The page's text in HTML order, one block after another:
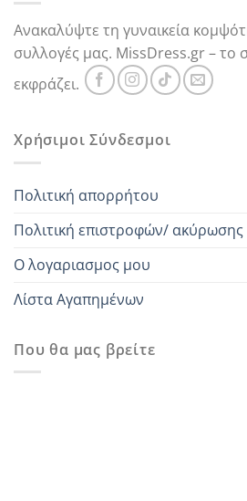
Ανακαλύψτε τη γυναικεία
συλλογές μας. MissDress.gr – το
εκφράζει.
Χρήσιμοι Σύνδεσμοι
Πολιτική απορρήτου
Πολιτική επιστροφών/
Ο λογαριασμος μου
Λίστα Αγαπημένων
Που θα μας βρείτε